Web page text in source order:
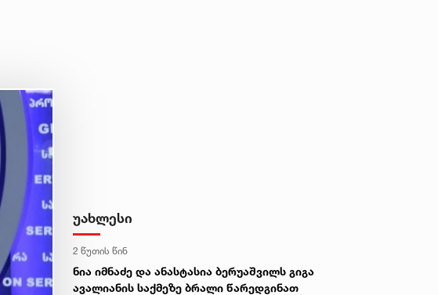
უახლესი
2 წუთის წინ
ნია იმნაძე და ანასტასია ბერუაშვილს გიგა
ავალიანის საქმეზე ბრალი წარედგინათ